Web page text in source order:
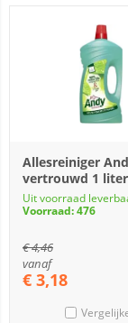
Allesreiniger
vertrouwd 1 liter
Uit voorraad
Voorraad: 476
€4,46
vanaf
€ 3,18